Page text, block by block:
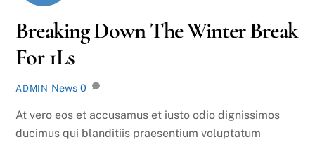
Breaking Down The Winter Break
For 1Ls
ADMIN News 0
At vero eos et accusamus et iusto odio dignissimos
ducimus qui blanditiis praesentium voluptatum